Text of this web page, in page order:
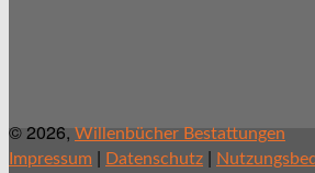
© 2026, Willenbücher Bestattungen
Impressum | Datenschutz |